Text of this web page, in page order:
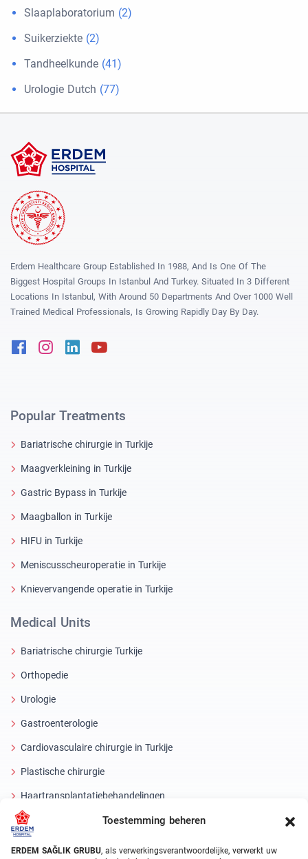
Toestemming beheren
ERDEM SAĞLIK GRUBU, als verwerkingsverantwoordelijke, verwerkt uw
Slaaplaboratorium (2)
Suikerziekte (2)
Tandheelkunde (41)
Urologie Dutch (77)
Erdem Healthcare Group Established In 1988, And Is One Of The
Biggest Hospital Groups In Istanbul And Turkey. Situated In 3 Different
Locations In Istanbul, With Around 50 Departments And Over 1000 Well
Trained Medical Professionals, Is Growing Rapidly Day By Day.
FacebookInstagram
Linkedin
Popular Treatments
Bariatrische chirurgie in Turkije
Maagverkleining in Turkije
Gastric Bypass in Turkije
Maagballon in Turkije
HIFU in Turkije
Meniscusscheuroperatie in Turkije
Knievervangende operatie in Turkije
Medical Units
Bariatrische chirurgie Turkije
Orthopedie
Urologie
Gastroenterologie
Cardiovasculaire chirurgie in Turkije
Plastische chirurgie
Haartransplantatiebehandelingen
Tandheelkundige behandelingen Turkije
Laseroog